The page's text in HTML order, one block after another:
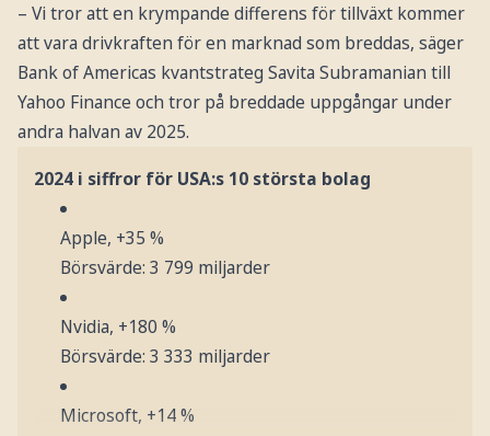
– Vi tror att en krympande differens för tillväxt kommer
att vara drivkraften för en marknad som breddas, säger
Bank of Americas kvantstrateg Savita Subramanian till
Yahoo Finance och tror på breddade uppgångar under
andra halvan av 2025.
2024 i siffror för USA:s 10 största bolag
Apple, +35 %
Börsvärde: 3 799 miljarder
Nvidia, +180 %
Börsvärde: 3 333 miljarder
Microsoft, +14 %